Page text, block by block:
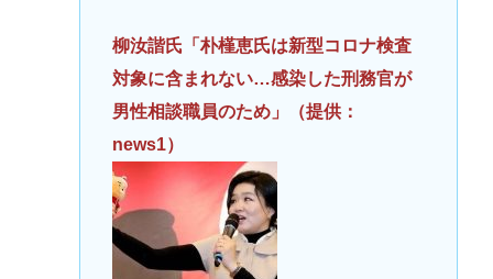
柳汝諧氏「朴槿恵氏は新型コロナ検査
対象に含まれない…感染した刑務官が
男性相談職員のため」（提供：
news1）